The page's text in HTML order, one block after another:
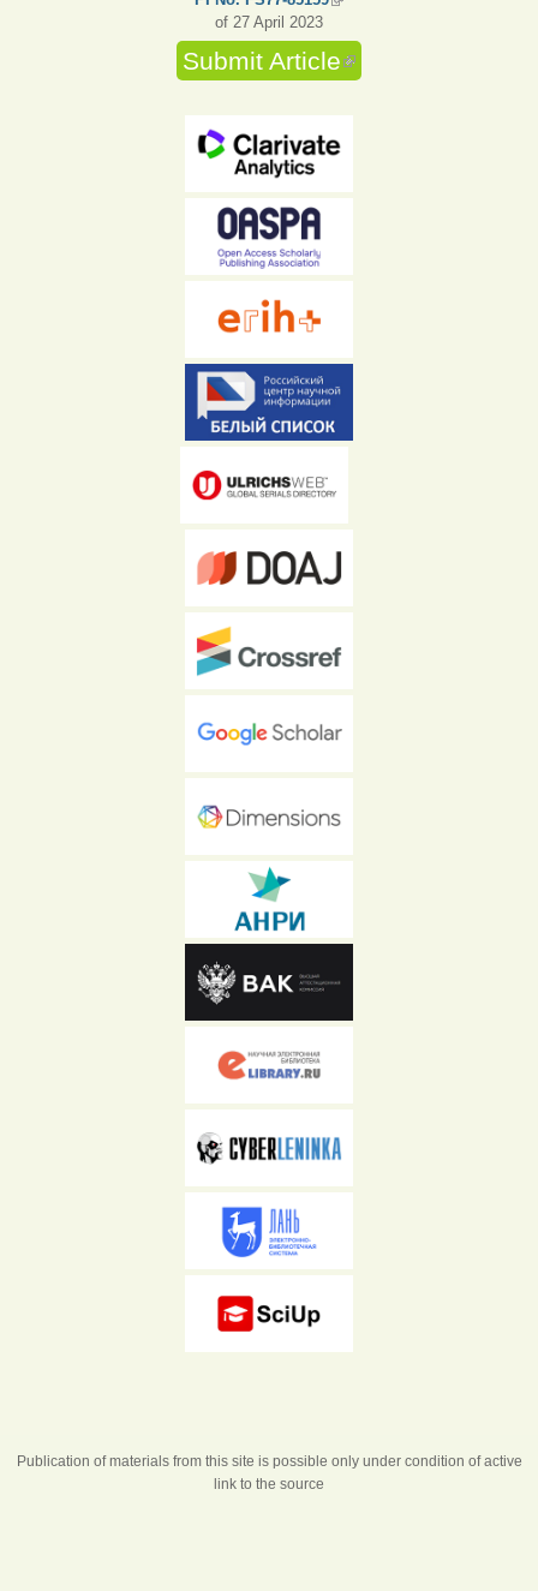
of 27 April 2023
Submit Article(link is external)
Publication of materials from this site is possible only under condition of active
link to the source